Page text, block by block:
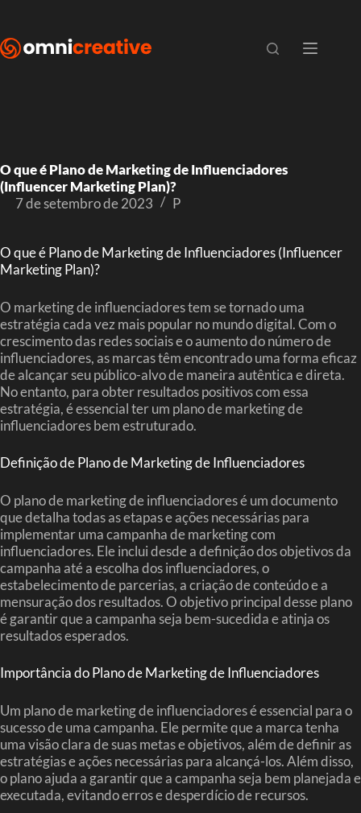
O que é Plano de Marketing de Influenciadores
(Influencer Marketing Plan)?
7 de setembro de 2023
P
O que é Plano de Marketing de Influenciadores (Influencer
Marketing Plan)?
O marketing de influenciadores tem se tornado uma
estratégia cada vez mais popular no mundo digital. Com o
crescimento das redes sociais e o aumento do número de
influenciadores, as marcas têm encontrado uma forma eficaz
de alcançar seu público-alvo de maneira autêntica e direta.
No entanto, para obter resultados positivos com essa
estratégia, é essencial ter um plano de marketing de
influenciadores bem estruturado.
Definição de Plano de Marketing de Influenciadores
O plano de marketing de influenciadores é um documento
que detalha todas as etapas e ações necessárias para
implementar uma campanha de marketing com
influenciadores. Ele inclui desde a definição dos objetivos da
campanha até a escolha dos influenciadores, o
estabelecimento de parcerias, a criação de conteúdo e a
mensuração dos resultados. O objetivo principal desse plano
é garantir que a campanha seja bem-sucedida e atinja os
resultados esperados.
Importância do Plano de Marketing de Influenciadores
Um plano de marketing de influenciadores é essencial para o
sucesso de uma campanha. Ele permite que a marca tenha
uma visão clara de suas metas e objetivos, além de definir as
estratégias e ações necessárias para alcançá-los. Além disso,
o plano ajuda a garantir que a campanha seja bem planejada e
executada, evitando erros e desperdício de recursos.